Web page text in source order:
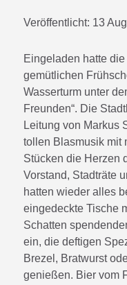
Veröffentlicht: 13
Eingeladen hatte
gemütlichen
Wasserturm unter
Freunden“. Die
Leitung von Markus
tollen Blasmusik mit
Stücken die Herzen
Vorstand, Stadträte
hatten wieder alles
eingedeckte Tische
Schatten
ein, die deftigen
Brezel, Bratwurst
genießen. Bier vom